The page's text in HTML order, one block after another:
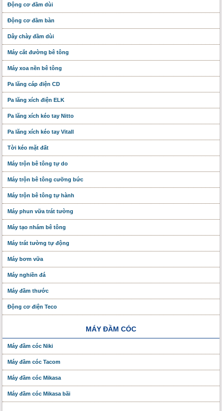
Động cơ đầm dùi
Động cơ đầm bàn
Dây chày đầm dùi
Máy cắt đường bê tông
Máy xoa nền bê tông
Pa lăng cáp điện CD
Pa lăng xích điện ELK
Pa lăng xích kéo tay Nitto
Pa lăng xích kéo tay Vitall
Tời kéo mặt đất
Máy trộn bê tông tự do
Máy trộn bê tông cưỡng bức
Máy trộn bê tông tự hành
Máy phun vữa trát tường
Máy tạo nhám bê tông
Máy trát tường tự động
Máy bơm vữa
Máy nghiền đá
Máy đầm thước
Động cơ điện Teco
MÁY ĐẦM CÓC
Máy đầm cóc Niki
Máy đầm cóc Tacom
Máy đầm cóc Mikasa
Máy đầm cóc Mikasa bãi